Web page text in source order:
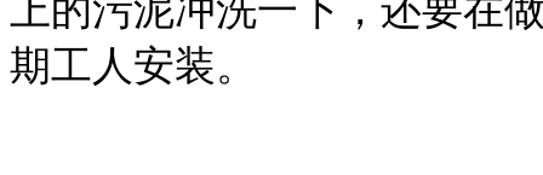
上的污泥冲洗一下，还要在
期工人安装。